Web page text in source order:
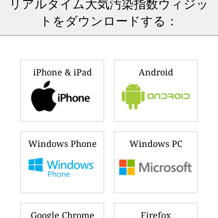
トをダウンロードする：
iPhone & iPad Android
Windows Phone Windows PC
Google Chrome Firefox